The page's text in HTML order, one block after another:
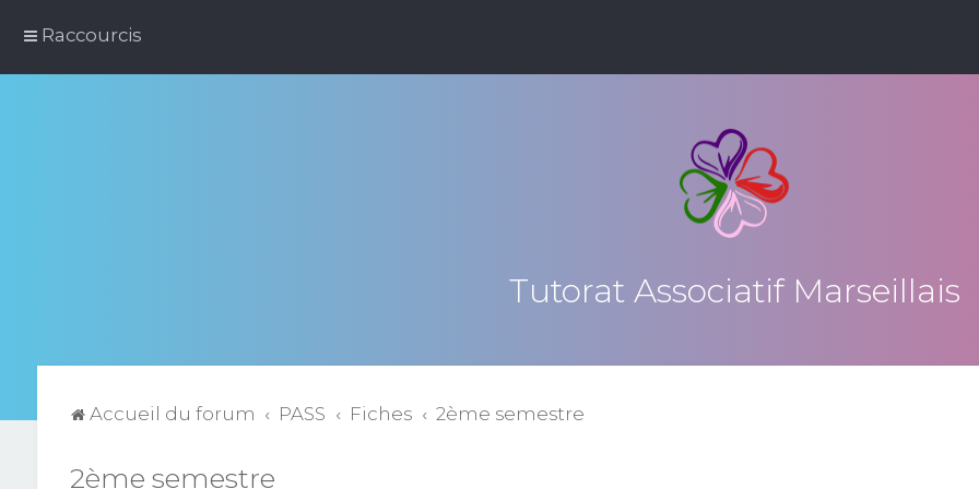
Raccourcis
Tutorat Associatif Marseillais
Accueil du forum PASS Fiches 2ème semestre
2ème semestre